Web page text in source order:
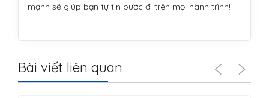
mạnh sẽ giúp bạn tự tin bước đi trên mọi hành trình!
Bài viết liên quan